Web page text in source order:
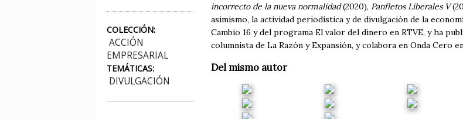
COLECCIÓN:
ACCIÓN
EMPRESARIAL
TEMÁTICAS:
DIVULGACIÓN
incorrecto de la nueva normalidad(2020), Panfletos Liberales V
asimismo, la actividad periodística y de divulgación de la
Cambio 16 y del programa El valor del dinero en RTVE, y ha
columnista de La Razón y Expansión, y colabora en Onda Cero
Del mismo autor